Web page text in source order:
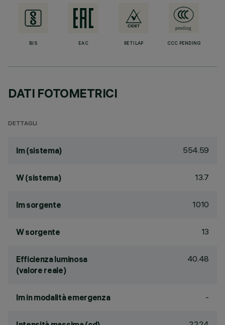
BIS EAC RETILAP CCC PENDING
DATI FOTOMETRICI
DETTAGLI
lm (sistema) 554.59
W (sistema) 13.7
lm sorgente 1010
W sorgente 13
Efficienza luminosa
(valore reale)
40.48
lm in modalità emergenza -